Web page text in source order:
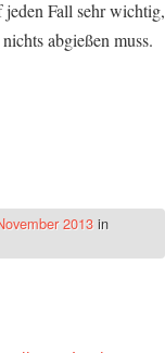
Fall sehr wichtig,
abgießen muss.
2013 in